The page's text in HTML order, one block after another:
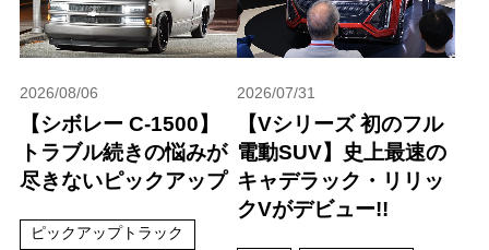
2026/08/06
【シボレー C-1500】
トラブル続きの悩みが
尽きないピックアップ
ピックアップトラック
2026/07/31
【Vシリーズ 初のフル
電動SUV】史上最速の
キャデラック・リリッ
クVがデビュー!!